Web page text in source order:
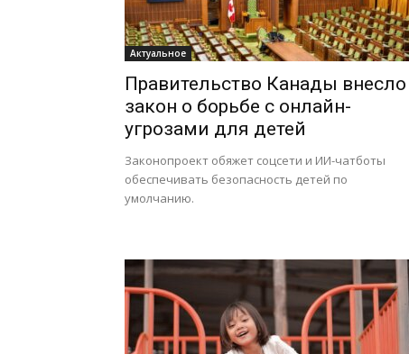
Актуальное
Правительство Канады внесло
закон о борьбе с онлайн-
угрозами для детей
Законопроект обяжет соцсети и ИИ-чатботы
обеспечивать безопасность детей по
умолчанию.